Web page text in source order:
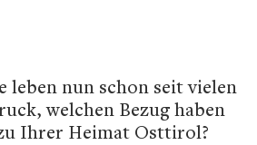
leben nun schon seit vielen
welchen Bezug haben
Ihrer Heimat Osttirol?